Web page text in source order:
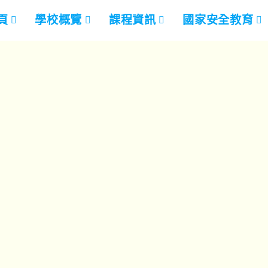
學校概覽 課程資訊 國家安全教育